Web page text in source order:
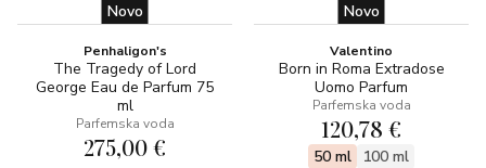
Novo
Penhaligon's
The Tragedy of Lord
George Eau de Parfum 75
ml
Parfemska voda
275,00 €
Novo
Valentino
Born in Roma Extradose
Uomo Parfum
Parfemska voda
120,78 €
50 ml 100 ml